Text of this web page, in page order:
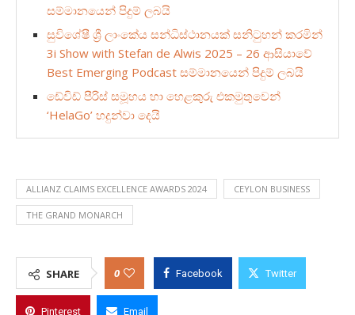
සම්මානයෙන් පිදුම් ලබයි
සුවිශේෂී ශ්‍රී ලාංකේය සන්ධිස්ථානයක් සනිටුහන් කරමින්
3i Show with Stefan de Alwis 2025 – 26 ආසියාවේ
Best Emerging Podcast සම්මානයෙන් පිදුම් ලබයි
ඩේවිඩ් පීරිස් සමූහය හා හෙළකුරු එකමුතුවෙන්
‘HelaGo’ හදුන්වා දෙයි
ALLIANZ CLAIMS EXCELLENCE AWARDS 2024 CEYLON BUSINESS
THE GRAND MONARCH
SHARE 0 Facebook Twitter
Pinterest Email